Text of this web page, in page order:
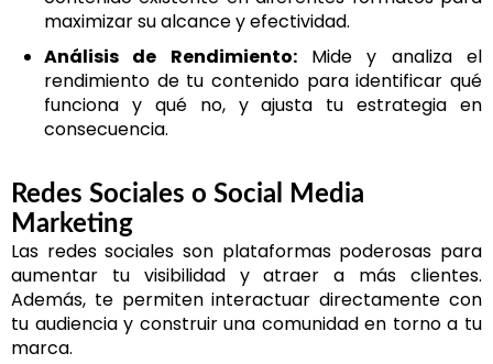
maximizar su alcance y efectividad.
Análisis de Rendimiento:Mide y analiza el
rendimiento de tu contenido para identificar qué
funciona y qué no, y ajusta tu estrategia en
consecuencia.
Redes Sociales o Social Media
Marketing
Las redes sociales son plataformas poderosas para
aumentar tu visibilidad y atraer a más clientes.
Además, te permiten interactuar directamente con
tu audiencia y construir una comunidad en torno a tu
marca.